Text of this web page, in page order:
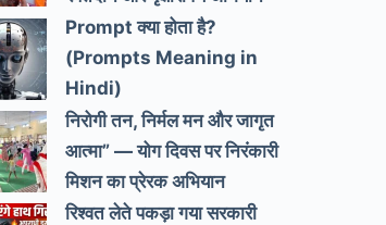
Prompt क्या होता है?
(Prompts Meaning in
Hindi)
निरोगी तन, निर्मल मन और जागृत
आत्मा” — योग दिवस पर निरंकारी
मिशन का प्रेरक अभियान
रिश्वत लेते पकड़ा गया सरकारी